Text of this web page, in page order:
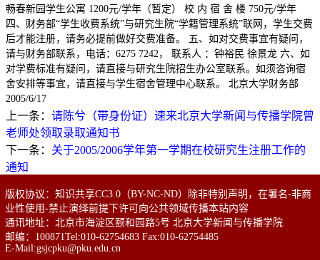
畅春新园学生公寓 1200元/学年（暂定） 校 内 宿 舍 楼 750元/学年
四、财务部“学生收费系统”与研究生院“学籍管理系统”联网，学生交费
后才能注册，请务必提前做好交费准备。 五、如对交费事宜有疑问，
请与财务部联系，电话：6275 7242， 联系人 ：钟裕民 徐景龙 六、如
对学费标准有疑问，请直接与研究生院招生办公室联系。如须咨询宿
舍安排等事宜，请直接与学生宿舍管理中心联系。 北京大学财务部
2005/6/17
上一条： 请陈兮（带身份证）速来北京大学新闻与传播学院曾
老师处领取录取通知书
下一条： 关于2005/2006学年第一学期在校研究生注册工作的
通知
版权协议：知识共享CC3.0（BY-NC-ND）除非特别声明，在署名-非商
业性使用-禁止演绎前提下许可向公共领域传播本站内容
通讯地址：北京市海淀区颐和园路5号 北京大学新闻与传播学院
邮编：100871Tel:010-62754683 Fax:010-62754485
E-Mail:gsjcpku@pku.edu.cn